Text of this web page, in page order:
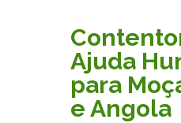
Ajuda
para
e Angola